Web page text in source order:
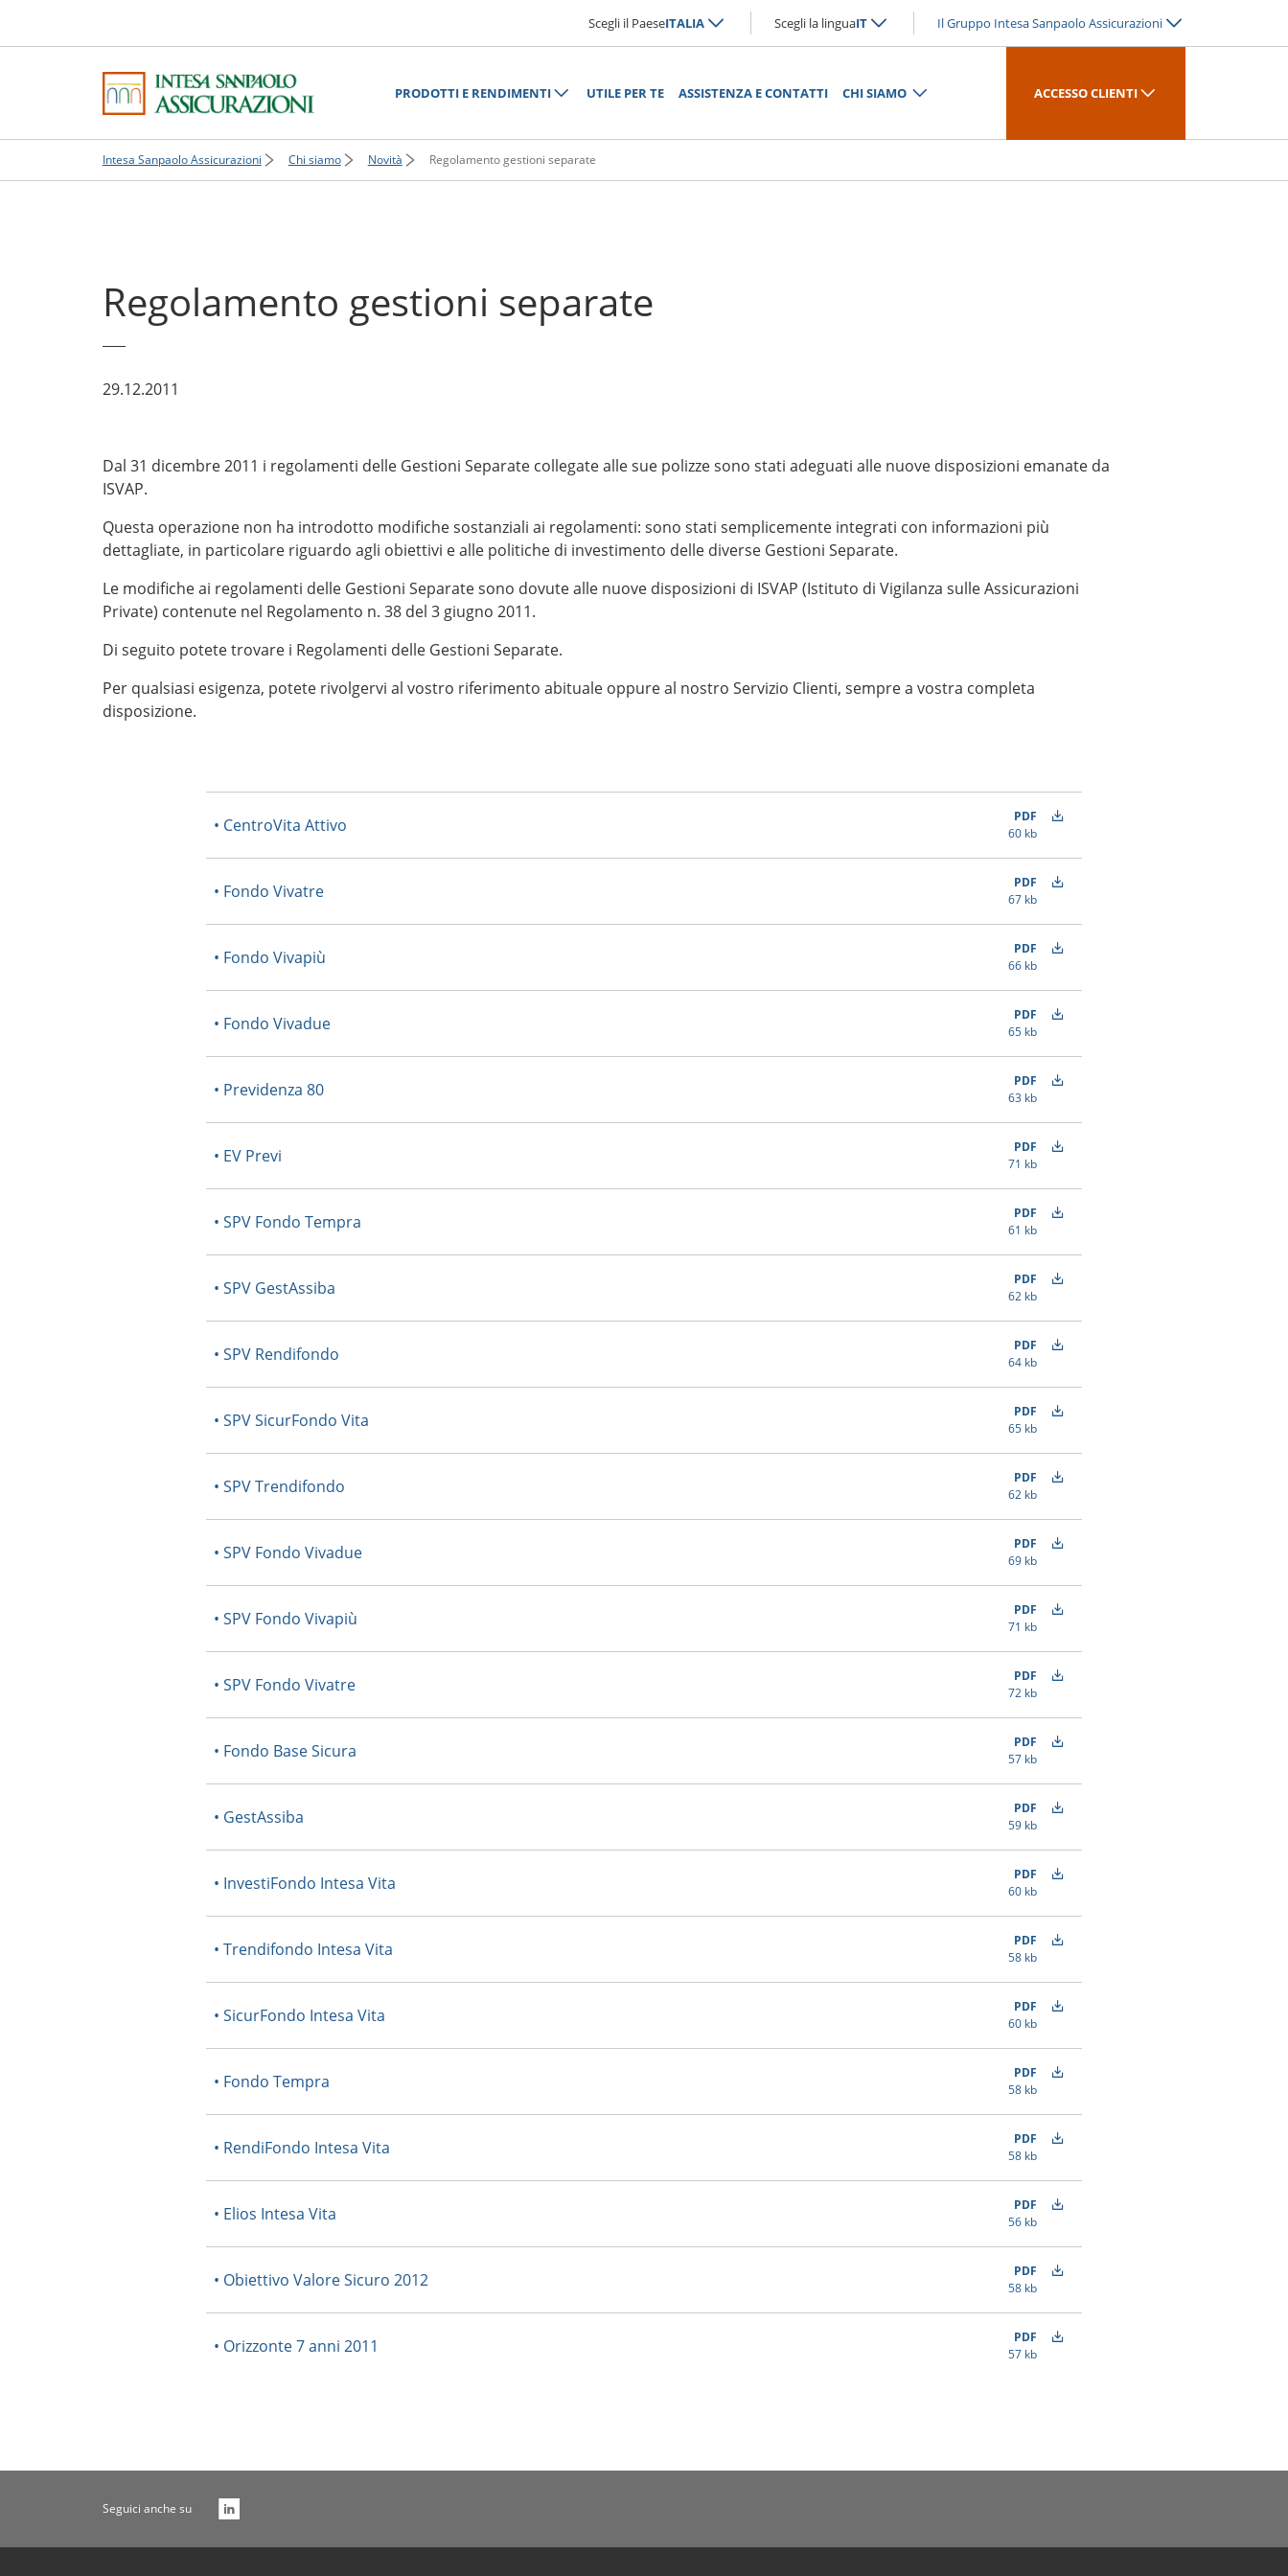
Scegli il PaeseITALIA Scegli la linguaIT Il Gruppo Intesa Sanpaolo Assicurazioni
PRODOTTI E RENDIMENTI UTILE PER TE ASSISTENZA E CONTATTI CHI SIAMO ACCESSO CLIENTI
Intesa Sanpaolo Assicurazioni Chi siamo Novità Regolamento gestioni separate
Regolamento gestioni separate
29.12.2011
Dal 31 dicembre 2011 i regolamenti delle Gestioni Separate collegate alle sue polizze sono stati adeguati alle nuove disposizioni emanate da
ISVAP.
Questa operazione non ha introdotto modifiche sostanziali ai regolamenti: sono stati semplicemente integrati con informazioni più
dettagliate, in particolare riguardo agli obiettivi e alle politiche di investimento delle diverse Gestioni Separate.
Le modifiche ai regolamenti delle Gestioni Separate sono dovute alle nuove disposizioni di ISVAP (Istituto di Vigilanza sulle Assicurazioni
Private) contenute nel Regolamento n. 38 del 3 giugno 2011.
Di seguito potete trovare i Regolamenti delle Gestioni Separate.
Per qualsiasi esigenza, potete rivolgervi al vostro riferimento abituale oppure al nostro Servizio Clienti, sempre a vostra completa
disposizione.
• CentroVita Attivo
PDF
60 kb
• Fondo Vivatre
PDF
67 kb
• Fondo Vivapiù
PDF
66 kb
• Fondo Vivadue
PDF
65 kb
• Previdenza 80
PDF
63 kb
• EV Previ
PDF
71 kb
• SPV Fondo Tempra
PDF
61 kb
• SPV GestAssiba
PDF
62 kb
• SPV Rendifondo
PDF
64 kb
• SPV SicurFondo Vita
PDF
65 kb
• SPV Trendifondo
PDF
62 kb
• SPV Fondo Vivadue
PDF
69 kb
• SPV Fondo Vivapiù
PDF
71 kb
• SPV Fondo Vivatre
PDF
72 kb
• Fondo Base Sicura
PDF
57 kb
• GestAssiba
PDF
59 kb
• InvestiFondo Intesa Vita
PDF
60 kb
• Trendifondo Intesa Vita
PDF
58 kb
• SicurFondo Intesa Vita
PDF
60 kb
• Fondo Tempra
PDF
58 kb
• RendiFondo Intesa Vita
PDF
58 kb
• Elios Intesa Vita
PDF
56 kb
• Obiettivo Valore Sicuro 2012
PDF
58 kb
• Orizzonte 7 anni 2011
PDF
57 kb
Seguici anche su